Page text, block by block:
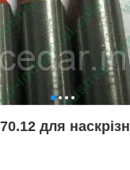
для